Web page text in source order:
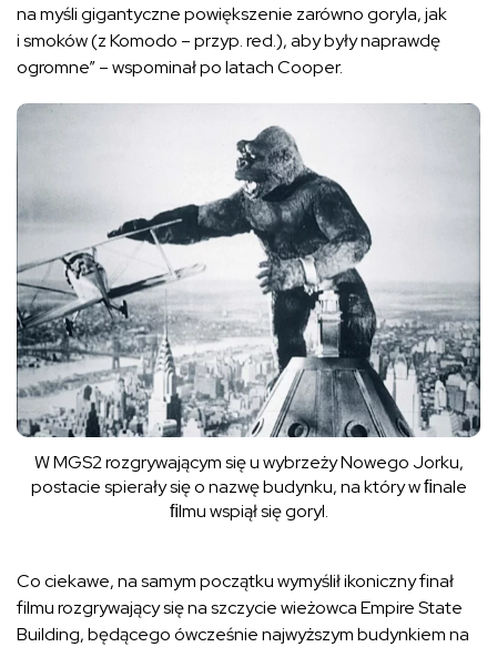
na myśli gigantyczne powiększenie zarówno goryla, jak
i smoków (z Komodo – przyp. red.), aby były naprawdę
ogromne” – wspominał po latach Cooper.
W MGS2 rozgrywającym się u wybrzeży Nowego Jorku,
postacie spierały się o nazwę budynku, na który w ﬁnale
ﬁlmu wspiął się goryl.
Co ciekawe, na samym początku wymyślił ikoniczny finał
filmu rozgrywający się na szczycie wieżowca Empire State
Building, będącego ówcześnie najwyższym budynkiem na